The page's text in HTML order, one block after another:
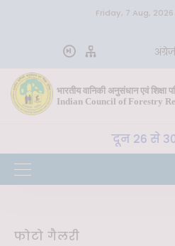
Friday, 7 Aug, 2026
भारतीय वानिकी अनुसंधान एवं शिक्षा
Indian Council of Forestry
वा. अ. शि. प. , देहरादून 26 से
फोटो गैलरी